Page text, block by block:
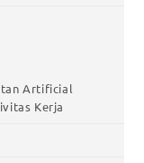
Artificial
Kerja